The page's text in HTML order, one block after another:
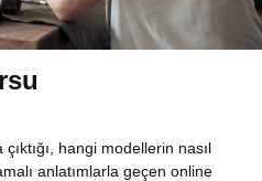
hangi modellerin nasıl
anlatımlarla geçen online